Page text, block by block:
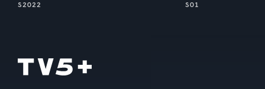
S2022 S01